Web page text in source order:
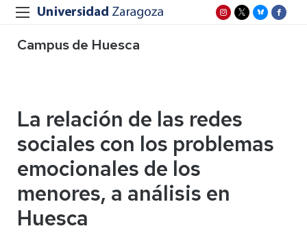
Campus de Huesca
La relación de las redes
sociales con los problemas
emocionales de los
menores, a análisis en
Huesca